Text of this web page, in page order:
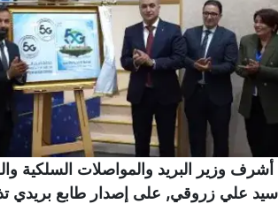
أشرف وزير البريد والمواصلات السلكية
سيد علي زروقي, على إصدار طابع بريدي